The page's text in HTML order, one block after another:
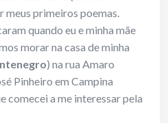
meus primeiros poemas.
quando eu e minha mãe
morar na casa de minha
) na rua Amaro
Pinheiro em Campina
comecei a me interessar pela